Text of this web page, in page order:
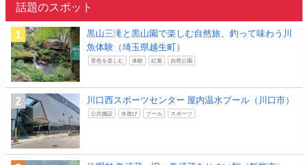
話題のスポット
黒山三滝と黒山園で楽しむ自然旅、釣って味わう川
魚体験（埼玉県越生町）
景色を楽しむ 体験 紅葉 自然公園
川口西スポーツセンター 屋内温水プール（川口市）
公共施設 水遊び プール スポーツ